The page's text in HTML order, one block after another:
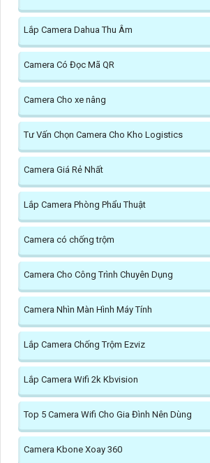
Lắp Camera Dahua Thu Âm
Camera Có Đọc Mã QR
Camera Cho xe nâng
Tư Vấn Chọn Camera Cho Kho Logistics
Camera Giá Rẻ Nhất
Lắp Camera Phòng Phẩu Thuật
Camera có chống trộm
Camera Cho Công Trình Chuyên Dụng
Camera Nhìn Màn Hình Máy Tính
Lắp Camera Chống Trộm Ezviz
Lắp Camera Wifi 2k Kbvision
Top 5 Camera Wifi Cho Gia Đình Nên Dùng
Camera Kbone Xoay 360